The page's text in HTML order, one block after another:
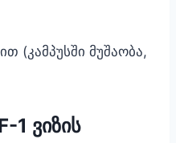
(კამპუსში მუშაობა,
1 ვიზის